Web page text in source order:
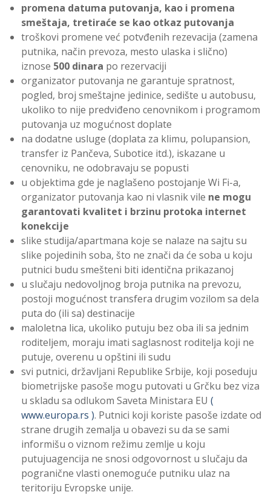
promena datuma putovanja, kao i promena
smeštaja, tretiraće se kao otkaz putovanja
troškovi promene već potvđenih rezevacija (zamena
putnika, način prevoza, mesto ulaska i slično)
iznose 500 dinara po rezervaciji
organizator putovanja ne garantuje spratnost,
pogled, broj smeštajne jedinice, sedište u autobusu,
ukoliko to nije predviđeno cenovnikom i programom
putovanja uz mogućnost doplate
na dodatne usluge (doplata za klimu, polupansion,
transfer iz Pančeva, Subotice itd.), iskazane u
cenovniku, ne odobravaju se popusti
u objektima gde je naglašeno postojanje Wi Fi-a,
organizator putovanja kao ni vlasnik vile ne mogu
garantovati kvalitet i brzinu protoka internet
konekcije
slike studija/apartmana koje se nalaze na sajtu su
slike pojedinih soba, što ne znači da će soba u koju
putnici budu smešteni biti identična prikazanoj
u slučaju nedovoljnog broja putnika na prevozu,
postoji mogućnost transfera drugim vozilom sa dela
puta do (ili sa) destinacije
maloletna lica, ukoliko putuju bez oba ili sa jednim
roditeljem, moraju imati saglasnost roditelja koji ne
putuje, overenu u opštini ili sudu
svi putnici, državljani Republike Srbije, koji poseduju
biometrijske pasoše mogu putovati u Grčku bez viza
u skladu sa odlukom Saveta Ministara EU (
www.europa.rs ). Putnici koji koriste pasoše izdate od
strane drugih zemalja u obavezi su da se sami
informišu o viznom režimu zemlje u koju
putujuagencija ne snosi odgovornost u slučaju da
pogranične vlasti onemoguće putniku ulaz na
teritoriju Evropske unije.